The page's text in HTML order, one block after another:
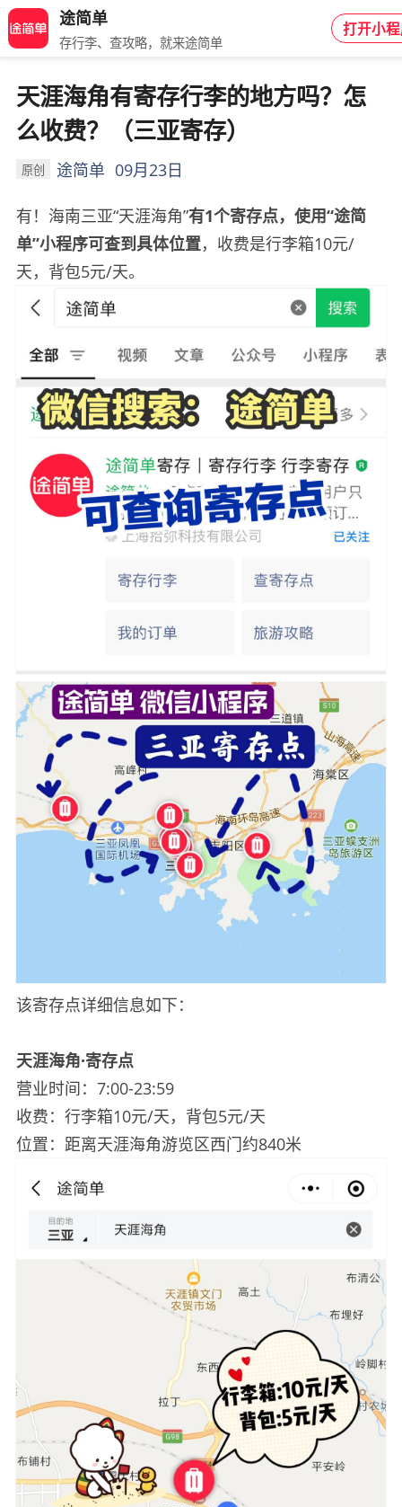
途简单
存行李、查攻略，就来途简单
打开小
天涯海角有寄存行李的地方吗？怎
么收费？（三亚寄存）
原创 途简单 09月23日
有！海南三亚“天涯海角”有1个寄存点，使用“途简
单”小程序可查到具体位置，收费是行李箱10元/
天，背包5元/天。
该寄存点详细信息如下：
天涯海角·寄存点
营业时间：7:00-23:59
收费：行李箱10元/天，背包5元/天
位置：距离天涯海角游览区西门约840米